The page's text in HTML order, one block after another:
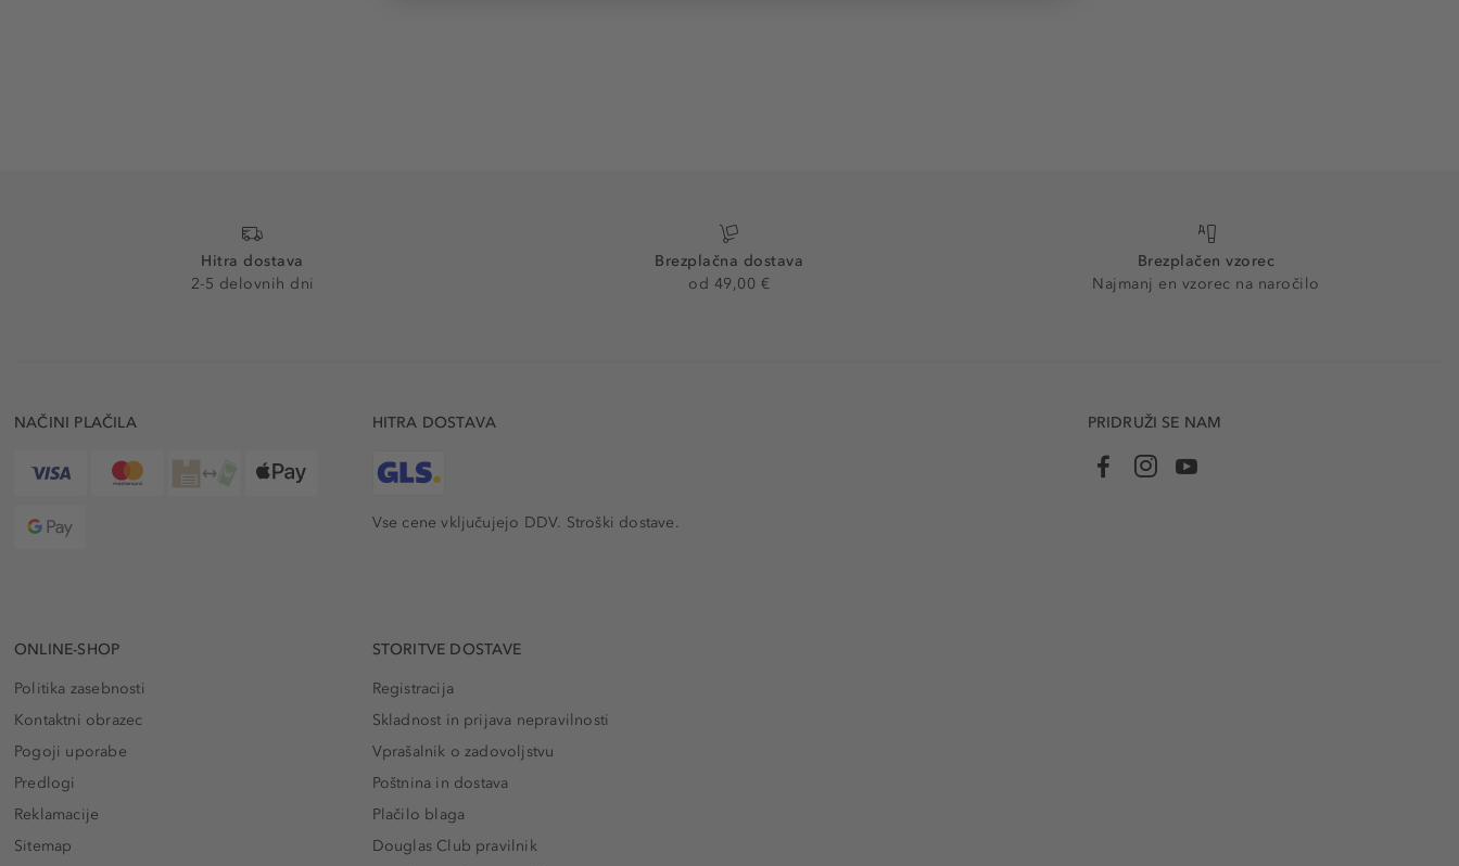
Hitra dostava
2-5 delovnih dni
Brezplačna dostava
od 49,00 €
Brezplačen vzorec
Najmanj en vzorec na naročilo
NAČINI PLAČILA HITRA DOSTAVA
Vse cene vključujejo DDV. Stroški dostave.
PRIDRUŽI SE NAM
ONLINE-SHOP
Politika zasebnosti
Kontaktni obrazec
Pogoji uporabe
Predlogi
Reklamacije
Sitemap
STORITVE DOSTAVE
Registracija
Skladnost in prijava nepravilnosti
Vprašalnik o zadovoljstvu
Poštnina in dostava
Plačilo blaga
Douglas Club pravilnik